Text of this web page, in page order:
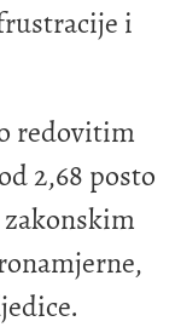
i
redovitim
2,68 posto